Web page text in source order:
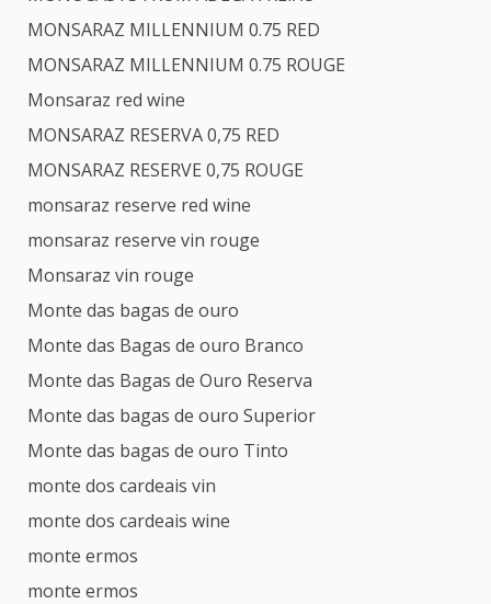
MONSARAZ MILLENNIUM 0.75 RED
MONSARAZ MILLENNIUM 0.75 ROUGE
Monsaraz red wine
MONSARAZ RESERVA 0,75 RED
MONSARAZ RESERVE 0,75 ROUGE
monsaraz reserve red wine
monsaraz reserve vin rouge
Monsaraz vin rouge
Monte das bagas de ouro
Monte das Bagas de ouro Branco
Monte das Bagas de Ouro Reserva
Monte das bagas de ouro Superior
Monte das bagas de ouro Tinto
monte dos cardeais vin
monte dos cardeais wine
monte ermos
monte ermos